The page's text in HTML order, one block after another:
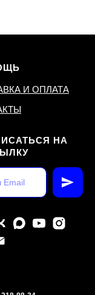
И ОПЛАТА
НА